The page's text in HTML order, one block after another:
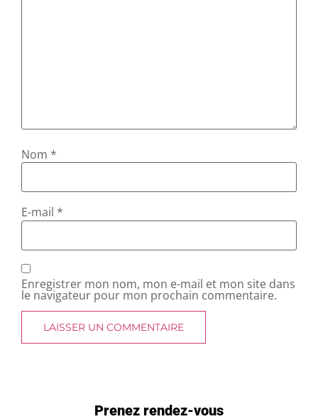
Nom *
E-mail *
Enregistrer mon nom, mon e-mail et mon site dans
le navigateur pour mon prochain commentaire.
Prenez rendez-vous